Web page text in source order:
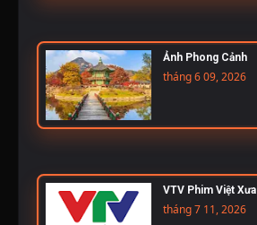
Ảnh Phong Cảnh
tháng 6 09, 2026
VTV Phim Việt Xưa
tháng 7 11, 2026